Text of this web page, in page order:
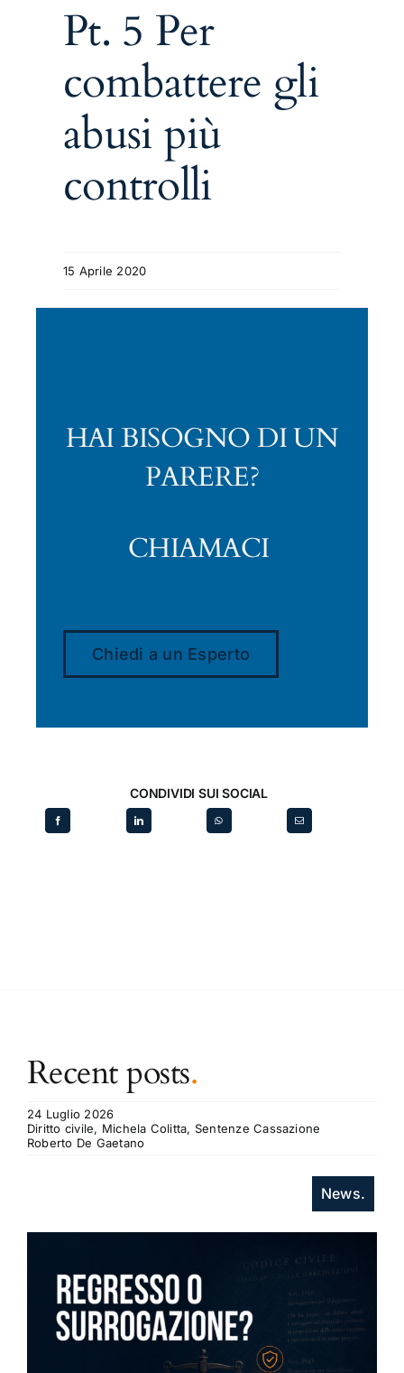
Pt. 5 Per
combattere gli
abusi più
controlli
15 Aprile 2020
HAI BISOGNO DI UN
PARERE?
CHIAMACI
Chiedi a un Esperto
CONDIVIDI SUI SOCIAL
Recent posts.
24 Luglio 2026
Diritto civile, Michela Colitta, Sentenze Cassazione
Roberto De Gaetano
News.